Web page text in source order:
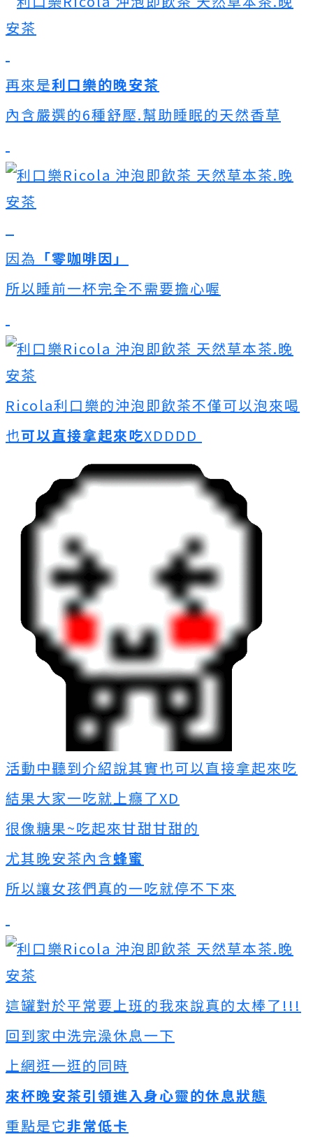
再來是利口樂的晚安茶
內含嚴選的6種舒壓.幫助睡眠的天然香草
因為 「零咖啡因」
所以睡前一杯完全不需要擔心喔
Ricola利口樂的沖泡即飲茶不僅可以泡來喝
也可以直接拿起來吃XDDDD
活動中聽到介紹說其實也可以直接拿起來吃
結果大家一吃就上癮了XD
很像糖果~吃起來甘甜甘甜的
尤其晚安茶內含蜂蜜
所以讓女孩們真的一吃就停不下來
這罐對於平常要上班的我來說真的太棒了!!!
回到家中洗完澡休息一下
上網逛一逛的同時
來杯晚安茶引領進入身心靈的休息狀態
重點是它非常低卡